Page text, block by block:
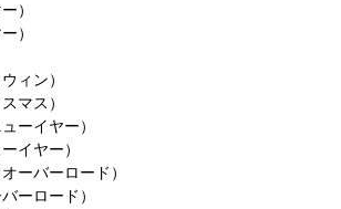
）
）
ィン）
マス）
ーイヤー）
イヤー）
ーバーロード）
ーロード）